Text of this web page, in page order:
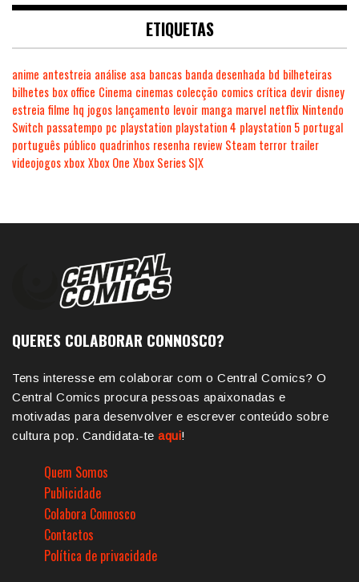
ETIQUETAS
anime antestreia análise asa bancas banda desenhada bd bilheteiras
bilhetes box office Cinema cinemas colecção comics crítica devir disney
estreia filme hq jogos lançamento levoir manga marvel netflix Nintendo
Switch passatempo pc playstation playstation 4 playstation 5 portugal
português público quadrinhos resenha review Steam terror trailer
videojogosxboxXbox One Xbox Series S|X
QUERES COLABORAR CONNOSCO?
Tens interesse em colaborar com o Central Comics? O
Central Comics procura pessoas apaixonadas e
motivadas para desenvolver e escrever conteúdo sobre
cultura pop. Candidata-te aqui!
Quem Somos
Publicidade
Colabora Connosco
Contactos
Política de privacidade